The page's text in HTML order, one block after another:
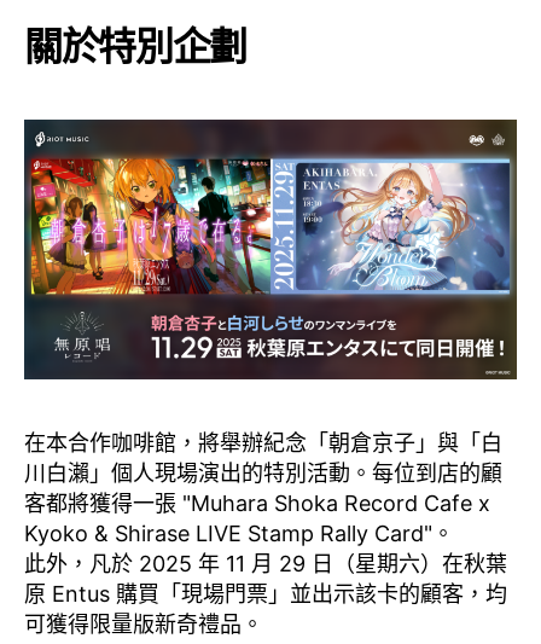
關於特別企劃
在本合作咖啡館，將舉辦紀念「朝倉京子」與「白
川白瀨」個人現場演出的特別活動。每位到店的顧
客都將獲得一張 "Muhara Shoka Record Cafe x
Kyoko & Shirase LIVE Stamp Rally Card"。
此外，凡於 2025 年 11 月 29 日（星期六）在秋葉
原 Entus 購買「現場門票」並出示該卡的顧客，均
可獲得限量版新奇禮品。